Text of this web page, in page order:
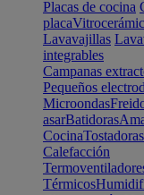
Placas de cocina
placa
Lavavajillas
integrables
Campanas
Pequeños
Microondas
asarBatidoras
CocinaTostadoras
Calefacción
Térmicos